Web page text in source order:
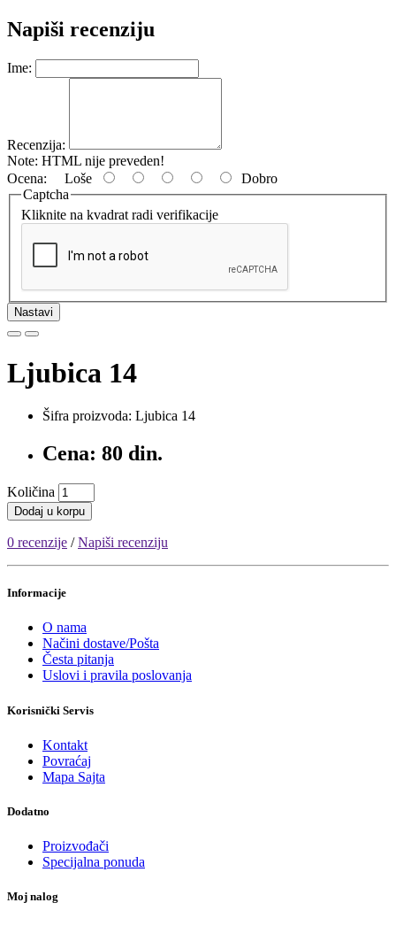
Napiši recenziju
Ime:
Recenzija:
Note: HTML nije preveden!
Ocena: Loše
Dobro
Captcha
Kliknite na kvadrat radi verifikacije
Nastavi
Ljubica 14
Šifra proizvoda: Ljubica 14
Cena: 80 din.
Količina
Dodaj u korpu
0 recenzije /Napiši recenziju
Informacije
O nama
Načini dostave/Pošta
Česta pitanja
Uslovi i pravila poslovanja
Korisnički Servis
Kontakt
Povraćaj
Mapa Sajta
Dodatno
Proizvođači
Specijalna ponuda
Moj nalog